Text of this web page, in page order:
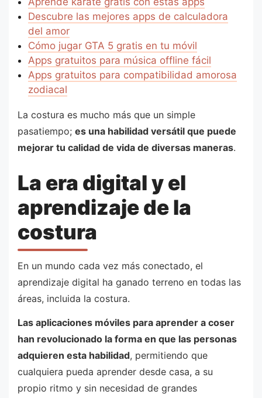
Descubre las mejores apps de calculadora
del amor
Cómo jugar GTA 5 gratis en tu móvil
Apps gratuitos para música offline fácil
Apps gratuitos para compatibilidad amorosa
zodiacal
La costura es mucho más que un simple
pasatiempo; es una habilidad versátil que puede
mejorar tu calidad de vida de diversas maneras.
La era digital y el
aprendizaje de la
costura
En un mundo cada vez más conectado, el
aprendizaje digital ha ganado terreno en todas las
áreas, incluida la costura.
Las aplicaciones móviles para aprender a coser
han revolucionado la forma en que las personas
adquieren esta habilidad, permitiendo que
cualquiera pueda aprender desde casa, a su
propio ritmo y sin necesidad de grandes